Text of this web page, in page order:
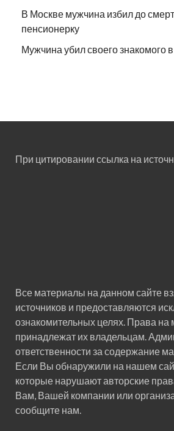
В Москве мужчина избил до
пенсионерку
Мужчина убил своего знакомого
При цитировании ссылка на
Все материалы на данном сайте
источников и предоставляются
ознакомительных целях. Права на
принадлежат их владельцам.
ответственности за содержание
Если Вы обнаружили на нашем
которые нарушают авторские
Вам, Вашей компании или
сообщите нам.